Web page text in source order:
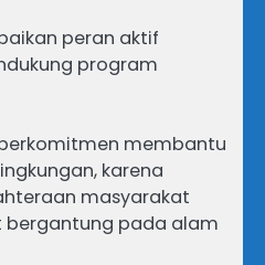
peran aktif
program
membantu
karena
masyarakat
bergantung pada alam